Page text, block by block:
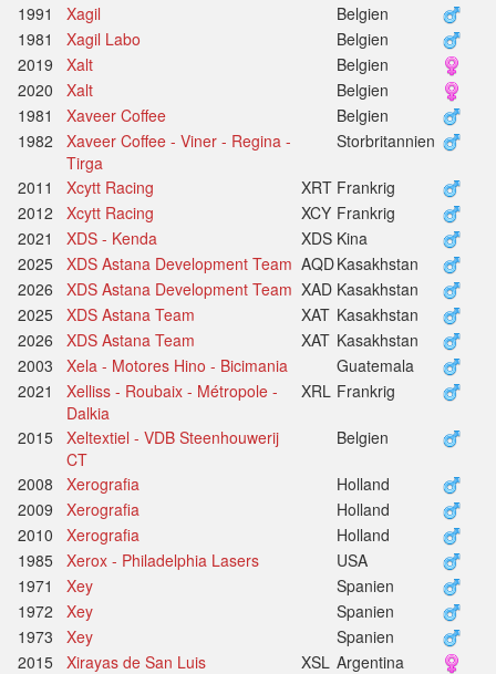
1991
Xagil
Belgien
1981
Xagil Labo
Belgien
2019
Xalt
Belgien
2020
Xalt
Belgien
1981
Xaveer Coffee
Belgien
1982
Xaveer Coffee - Viner - Regina -
Tirga
Storbritannien
2011 Xcytt Racing XRT Frankrig
2012
Xcytt Racing XCY Frankrig
2021
XDS - Kenda XDS Kina
2025 XDS Astana Development Team AQDKasakhstan
2026
XDS Astana Development Team XAD Kasakhstan
2025 XDS Astana Team XAT Kasakhstan
2026
XDS Astana Team XAT Kasakhstan
2003
Xela - Motores Hino - Bicimania
Guatemala
2021
Xelliss - Roubaix - Métropole -
Dalkia
XRL Frankrig
2015 Xeltextiel - VDB Steenhouwerij
CT
Belgien
2008 Xerografia
Holland
2009
Xerografia
Holland
2010
Xerografia
Holland
1985 Xerox - Philadelphia Lasers
USA
1971
Xey
Spanien
1972
Xey
Spanien
1973
Xey
Spanien
2015 Xirayas de San Luis XSL Argentina